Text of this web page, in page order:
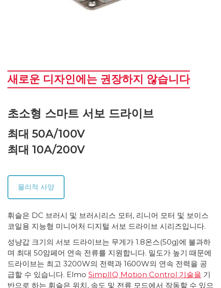
새로운 디자인에는 권장하지 않습니다
초소형 스마트 서보 드라이브
최대 50A/100V
최대 10A/200V
물리적 사양
휘슬은 DC 브러시 및 브러시리스 모터, 리니어 모터 및 보이스
코일용 지능형 미니어처 디지털 서보 드라이브 시리즈입니다.
성냥갑 크기의 서보 드라이브는 무게가 1.8온스(50g)에 불과하
며 최대 50암페어 연속 전류를 지원합니다. 밀도가 높기 때문에
드라이브는 최고 3200W의 전력과 1600W의 연속 전력을 공
급할 수 있습니다. Elmo SimplIQ Motion Control 기술을 기
반으로 하는 휘슬은 위치, 속도 및 전류 모드에서 작동할 수 있으